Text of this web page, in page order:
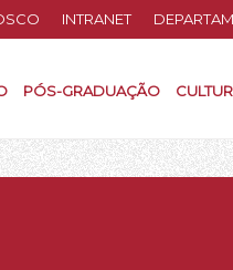
INTRANET
PÓS-GRADUAÇÃO